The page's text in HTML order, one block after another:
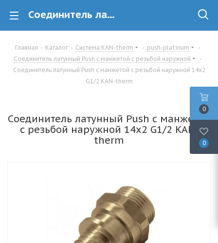
Cоединитель латунный Push с манжетой с резьбой наружной 14x2 G1/2 Kan-therm купить в Минске недорого
Главная - Каталог - Система KAN-therm - push-platinum
-
Соединитель латунный Push с манжетой с резьбой наружной
-
Cоединитель латунный Push с манжетой с резьбой наружной 14x2
G1/2 KAN-therm
Cоединитель латунный Push с манжетой
с резьбой наружной 14x2 G1/2 KAN-
therm
0
0